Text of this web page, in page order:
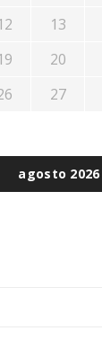
agosto 2026
13
20
27